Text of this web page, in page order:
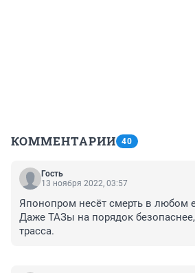
КОММЕНТАРИИ 40
Гость
13 ноября 2022, 03:57
Японопром несёт смерть в любом
Даже ТАЗы на порядок
трасса.